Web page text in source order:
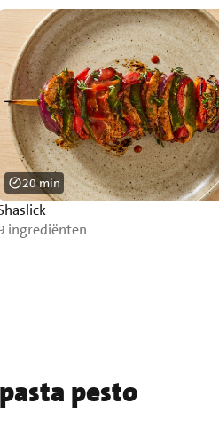
ingrediënten
20 min
pesto